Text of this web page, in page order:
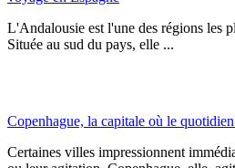
L'Andalousie est l'une des régions les
Située au sud du pays, elle ...
Copenhague, la capitale où le
Certaines villes impressionnent